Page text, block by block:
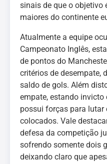
sinais de que o objetivo
maiores do continente
Atualmente a equipe
Campeonato Inglês,
de pontos do
critérios de desempate,
saldo de gols. Além
empate, estando
possui forças para lutar
colocados. Vale
defesa da competição
sofrendo somente dois
deixando claro que